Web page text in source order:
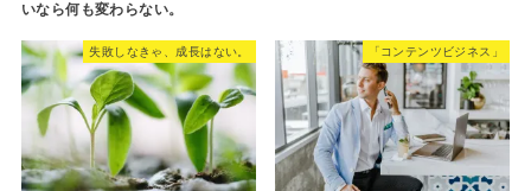
いなら何も変わらない。
失敗しなきゃ、成長はない。 「コンテンツビジネス」